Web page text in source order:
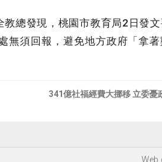
總發現，桃園市教育局2日發
無須回報，避免地方政府「拿
341億社福經費大挪移 立委憂
Web